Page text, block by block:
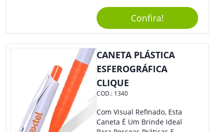
Sua Marca Com Muito Estilo E
Acrescentar Ainda Mais
Praticidade À Eventos E Feiras
De Exposição.
Confira!
CANETA PLÁSTICA
ESFEROGRÁFICA
CLIQUE
COD.: 1340
Com Visual Refinado, Esta
Caneta É Um Brinde Ideal